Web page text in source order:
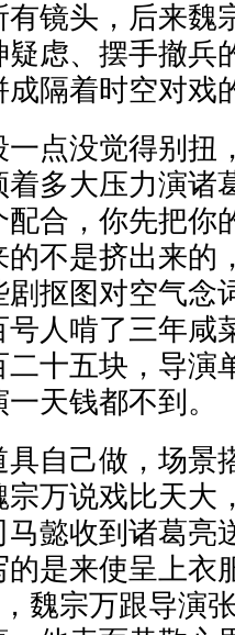
镜头，后来魏
虑、摆手撤兵
隔着时空对戏
点没觉得别扭
多大压力演诸
合，你先把你
不是挤出来的
抠图对空气念
人啃了三年咸
十五块，导演
天钱都不到。
自己做，场景
万说戏比天大
懿收到诸葛亮
是来使呈上衣
魏宗万跟导演